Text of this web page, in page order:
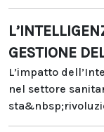
GESTIONE
L’impatto
nel settore